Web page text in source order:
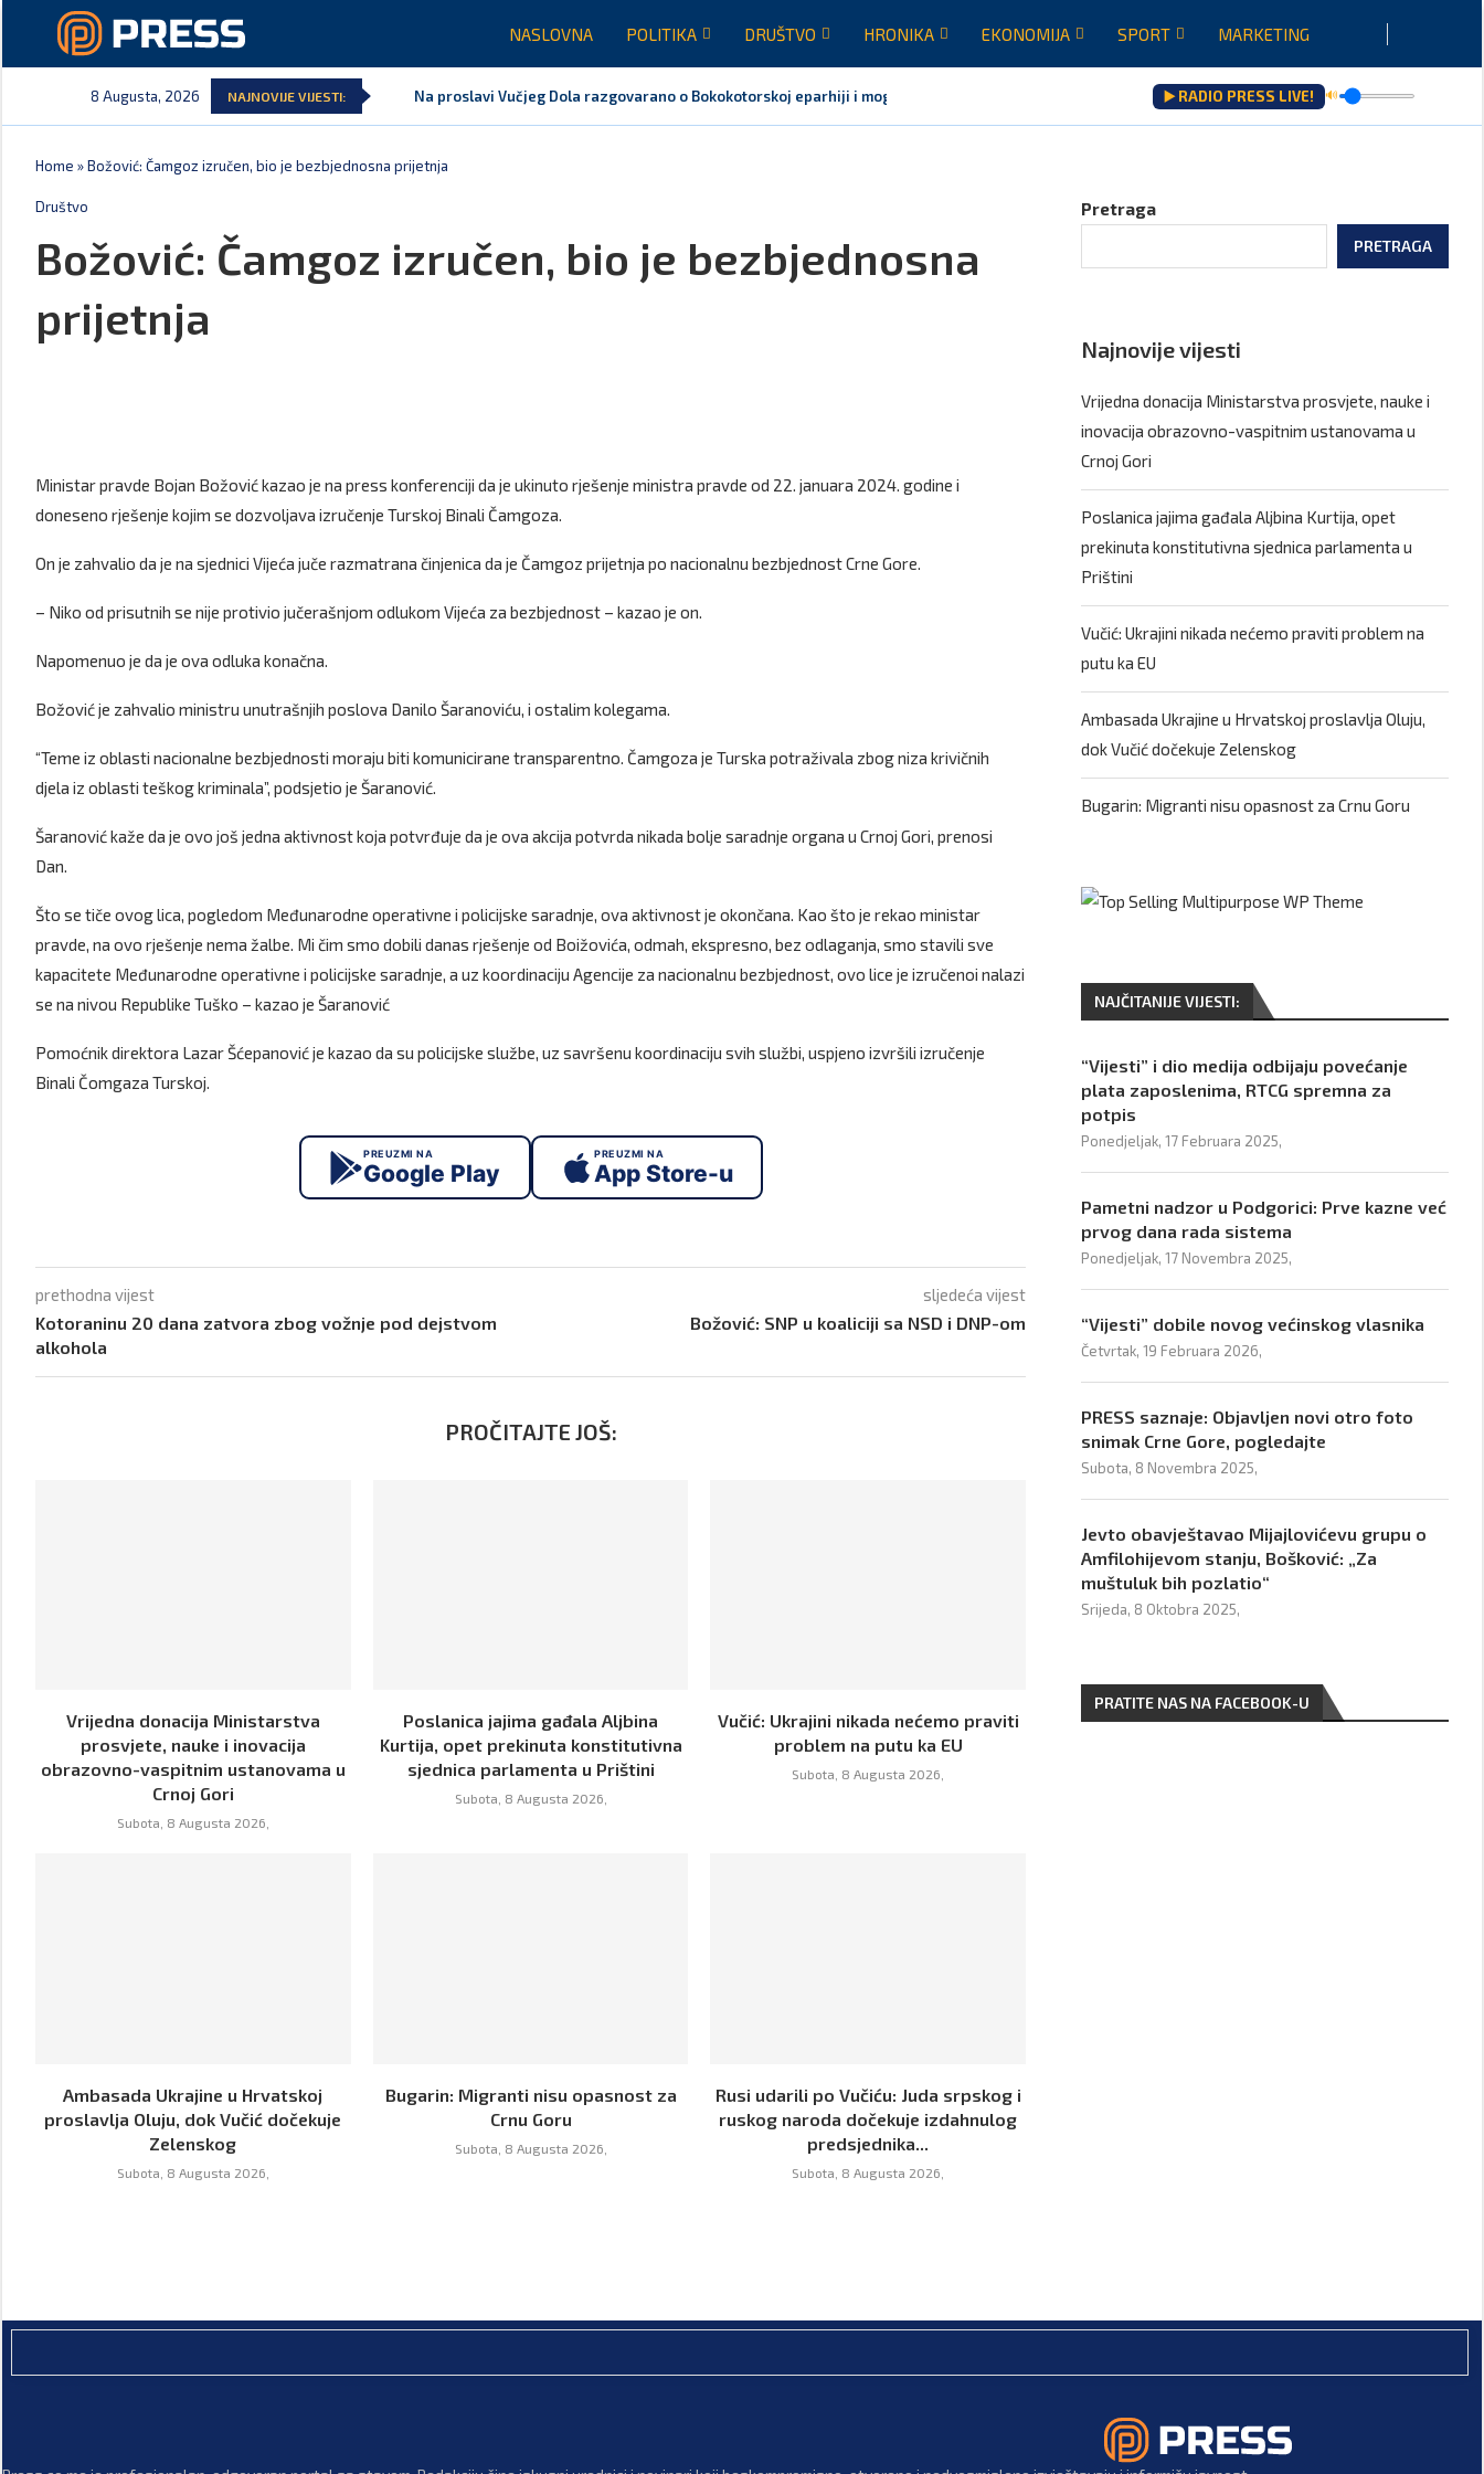
NASLOVNA POLITIKA DRUŠTVO HRONIKA EKONOMIJA SPORT MARKETING
8 Augusta, 2026 NAJNOVIJE VIJESTI: Na proslavi Vučjeg Dola razgovarano o Bokokotorskoj eparhiji i mogućem razrješenju... ▶️ RADIO PRESS LIVE! 🔊
Home »Božović: Čamgoz izručen, bio je bezbjednosna prijetnja
Društvo
Božović: Čamgoz izručen, bio je bezbjednosna
prijetnja
Ministar pravde Bojan Božović kazao je na press konferenciji da je ukinuto rješenje ministra pravde od 22. januara 2024. godine i
doneseno rješenje kojim se dozvoljava izručenje Turskoj Binali Čamgoza.
On je zahvalio da je na sjednici Vijeća juče razmatrana činjenica da je Čamgoz prijetnja po nacionalnu bezbjednost Crne Gore.
– Niko od prisutnih se nije protivio jučerašnjom odlukom Vijeća za bezbjednost – kazao je on.
Napomenuo je da je ova odluka konačna.
Božović je zahvalio ministru unutrašnjih poslova Danilo Šaranoviću, i ostalim kolegama.
“Teme iz oblasti nacionalne bezbjednosti moraju biti komunicirane transparentno. Čamgoza je Turska potraživala zbog niza krivičnih
djela iz oblasti teškog kriminala”, podsjetio je Šaranović.
Šaranović kaže da je ovo još jedna aktivnost koja potvrđuje da je ova akcija potvrda nikada bolje saradnje organa u Crnoj Gori, prenosi
Dan.
Što se tiče ovog lica, pogledom Međunarodne operativne i policijske saradnje, ova aktivnost je okončana. Kao što je rekao ministar
pravde, na ovo rješenje nema žalbe. Mi čim smo dobili danas rješenje od Boižovića, odmah, ekspresno, bez odlaganja, smo stavili sve
kapacitete Međunarodne operativne i policijske saradnje, a uz koordinaciju Agencije za nacionalnu bezbjednost, ovo lice je izručenoi nalazi
se na nivou Republike Tuško – kazao je Šaranović
Pomoćnik direktora Lazar Šćepanović je kazao da su policijske službe, uz savršenu koordinaciju svih službi, uspjeno izvršili izručenje
Binali Čomgaza Turskoj.
PREUZMI NA
Google Play
PREUZMI NA
App Store-u
prethodna vijest
Kotoraninu 20 dana zatvora zbog vožnje pod dejstvom
alkohola
sljedeća vijest
Božović: SNP u koaliciji sa NSD i DNP-om
PROČITAJTE JOŠ:
Vrijedna donacija Ministarstva
prosvjete, nauke i inovacija
obrazovno-vaspitnim ustanovama u
Crnoj Gori
Subota, 8 Augusta 2026,
Poslanica jajima gađala Aljbina
Kurtija, opet prekinuta konstitutivna
sjednica parlamenta u Prištini
Subota, 8 Augusta 2026,
Vučić: Ukrajini nikada nećemo praviti
problem na putu ka EU
Subota, 8 Augusta 2026,
Ambasada Ukrajine u Hrvatskoj
proslavlja Oluju, dok Vučić dočekuje
Zelenskog
Subota, 8 Augusta 2026,
Bugarin: Migranti nisu opasnost za
Crnu Goru
Subota, 8 Augusta 2026,
Rusi udarili po Vučiću: Juda srpskog i
ruskog naroda dočekuje izdahnulog
predsjednika...
Subota, 8 Augusta 2026,
Pretraga
PRETRAGA
Najnovije vijesti
Vrijedna donacija Ministarstva prosvjete, nauke i
inovacija obrazovno-vaspitnim ustanovama u
Crnoj Gori
Poslanica jajima gađala Aljbina Kurtija, opet
prekinuta konstitutivna sjednica parlamenta u
Prištini
Vučić: Ukrajini nikada nećemo praviti problem na
putu ka EU
Ambasada Ukrajine u Hrvatskoj proslavlja Oluju,
dok Vučić dočekuje Zelenskog
Bugarin: Migranti nisu opasnost za Crnu Goru
NAJČITANIJE VIJESTI:
“Vijesti” i dio medija odbijaju povećanje
plata zaposlenima, RTCG spremna za
potpis
Ponedjeljak, 17 Februara 2025,
Pametni nadzor u Podgorici: Prve kazne već
prvog dana rada sistema
Ponedjeljak, 17 Novembra 2025,
“Vijesti” dobile novog većinskog vlasnika
Četvrtak, 19 Februara 2026,
PRESS saznaje: Objavljen novi otro foto
snimak Crne Gore, pogledajte
Subota, 8 Novembra 2025,
Jevto obavještavao Mijajlovićevu grupu o
Amfilohijevom stanju, Bošković: „Za
muštuluk bih pozlatio“
Srijeda, 8 Oktobra 2025,
PRATITE NAS NA FACEBOOK-U